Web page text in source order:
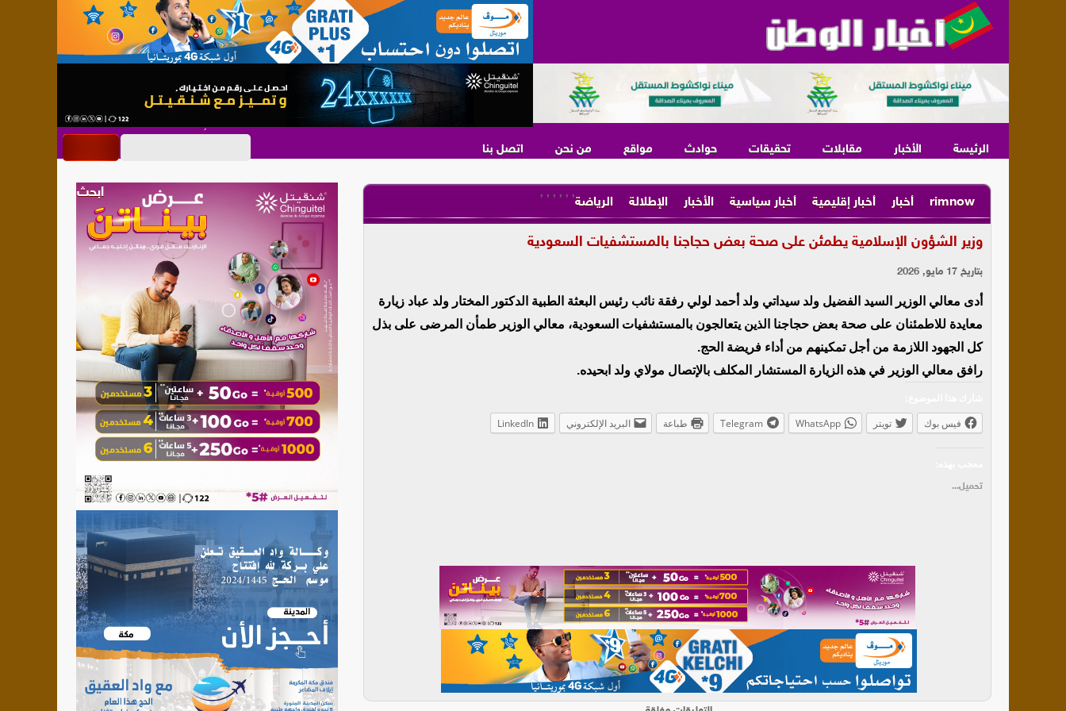
الرئيسة الأخبار مقابلات تحقيقات حوادث مواقع من نحن اتصل بنا
rimnow
,
أخبار
,
أخبار إقليمية
,
أخبار سياسية
,
الأخبار
,
الإطلالة
,
الرياضة
وزير الشؤون الإسلامية يطمئن على صحة بعض حجاجنا بالمستشفيات السعودية
بتاريخ 17 مايو, 2026
أدى معالي الوزير السيد الفضيل ولد سيداتي ولد أحمد لولي رفقة نائب رئيس البعثة الطبية الدكتور المختار ولد عباد زيارة
معايدة للاطمئنان على صحة بعض حجاجنا الذين يتعالجون بالمستشفيات السعودية، معالي الوزير طمأن المرضى على بذل
كل الجهود اللازمة من أجل تمكينهم من أداء فريضة الحج.
رافق معالي الوزير في هذه الزيارة المستشار المكلف بالإتصال مولاي ولد ابحيده.
فيس بوك تويتر WhatsApp
Telegram طباعة البريد الإلكتروني LinkedIn
تحميل...